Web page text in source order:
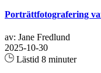
Porträttfotografering
av: Jane Fredlund
2025-10-30
Lästid 8 minuter